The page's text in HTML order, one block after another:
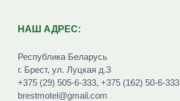
НАШ АДРЕС:
Республика Беларусь
г. Брест, ул. Луцкая д.3
+375 (29) 505-6-333, +375 (162) 50-6-333
brestmotel@gmail.com